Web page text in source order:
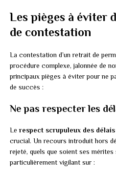
Les pièges à éviter
de contestation
La contestation d’un retrait de
procédure complexe, jalonnée de
principaux pièges à éviter pour ne
de succès :
Ne pas respecter les
Le respect scrupuleux des délais
crucial. Un recours introduit hors
rejeté, quels que soient ses
particulièrement vigilant sur :